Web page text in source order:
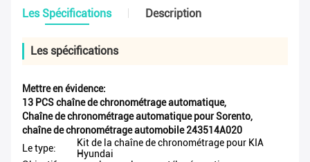
Les Spécifications Description
Les spécifications
Mettre en évidence:
13 PCS chaîne de chronométrage automatique,
Chaîne de chronométrage automatique pour Sorento,
chaîne de chronométrage automobile 243514A020
Le type:
Kit de la chaîne de chronométrage pour KIA
Hyundai